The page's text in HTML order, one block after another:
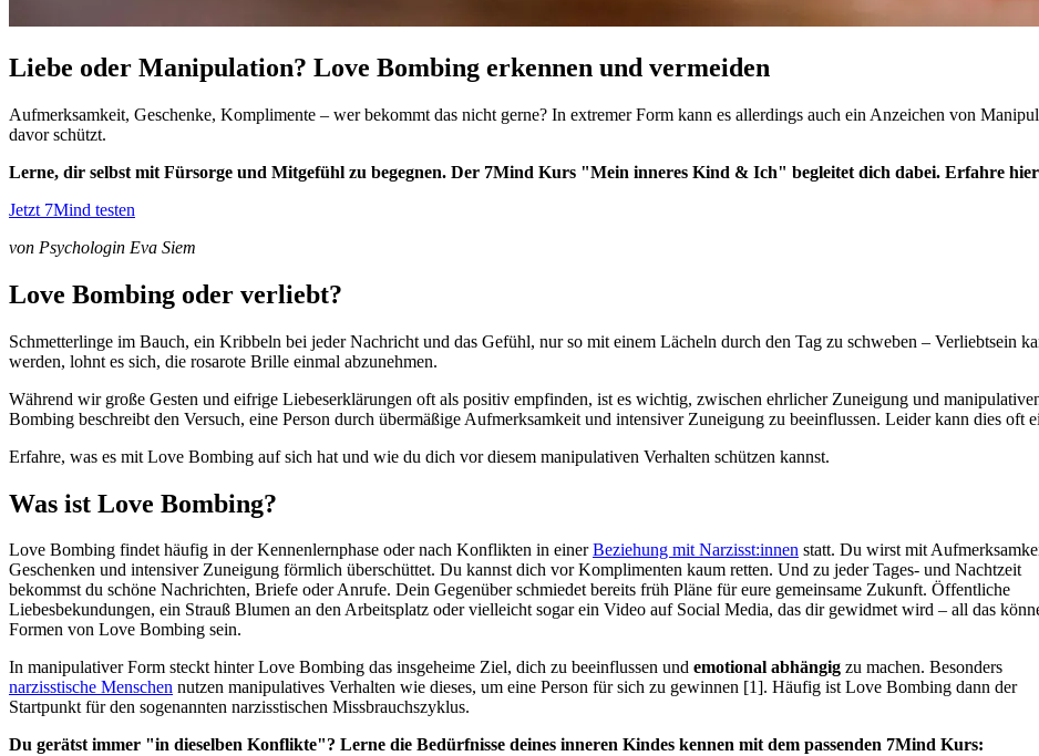
Liebe oder Manipulation? Love Bombing erkennen und vermeiden
Aufmerksamkeit, Geschenke, Komplimente – wer bekommt das nicht gerne? In extremer Form kann es allerdings auch ein Anzeichen von
davor schützt.
Lerne, dir selbst mit Fürsorge und Mitgefühl zu begegnen. Der 7Mind Kurs "Mein inneres Kind & Ich" begleitet dich dabei. Erfahre
Jetzt 7Mind testen
von Psychologin Eva Siem
Love Bombing oder verliebt?
Schmetterlinge im Bauch, ein Kribbeln bei jeder Nachricht und das Gefühl, nur so mit einem Lächeln durch den Tag zu schweben – Verliebtsein
werden, lohnt es sich, die rosarote Brille einmal abzunehmen.
Während wir große Gesten und eifrige Liebeserklärungen oft als positiv empfinden, ist es wichtig, zwischen ehrlicher Zuneigung und
Bombing beschreibt den Versuch, eine Person durch übermäßige Aufmerksamkeit und intensiver Zuneigung zu beeinflussen. Leider kann dies oft
Erfahre, was es mit Love Bombing auf sich hat und wie du dich vor diesem manipulativen Verhalten schützen kannst.
Was ist Love Bombing?
Love Bombing findet häufig in der Kennenlernphase oder nach Konflikten in einerBeziehung mit Narzisst:innen statt. Du wirst mit
Geschenken und intensiver Zuneigung förmlich überschüttet. Du kannst dich vor Komplimenten kaum retten. Und zu jeder Tages- und Nachtzeit
bekommst du schöne Nachrichten, Briefe oder Anrufe. Dein Gegenüber schmiedet bereits früh Pläne für eure gemeinsame Zukunft. Öffentliche
Liebesbekundungen, ein Strauß Blumen an den Arbeitsplatz oder vielleicht sogar ein Video auf Social Media, das dir gewidmet wird – all das
Formen von Love Bombing sein.
In manipulativer Form steckt hinter Love Bombing das insgeheime Ziel, dich zu beeinflussen und emotional abhängig zu machen. Besonders
narzisstische Menschen nutzen manipulatives Verhalten wie dieses, um eine Person für sich zu gewinnen [1]. Häufig ist Love Bombing dann der
Startpunkt für den sogenannten narzisstischen Missbrauchszyklus.
Du gerätst immer "in dieselben Konflikte"? Lerne die Bedürfnisse deines inneren Kindes kennen mit dem passenden 7Mind Kurs: